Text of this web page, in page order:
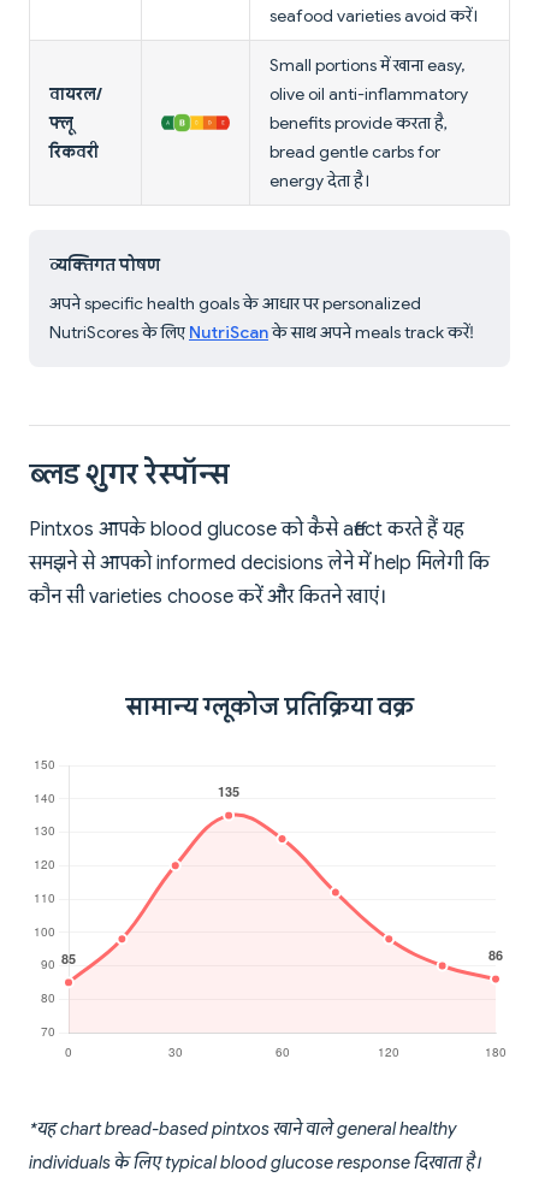
seafood varieties avoid करें।
वायरल/
फ्लू
रिकवरी
Small portions में खाना easy,
olive oil anti-inflammatory
benefits provide करता है,
bread gentle carbs for
energy देता है।
व्यक्तिगत पोषण
अपने specific health goals के आधार पर personalized
NutriScores के लिए NutriScanके साथ अपने meals track करें!
ब्लड शुगर रेस्पॉन्स
Pintxos आपके blood glucose को कैसे affect करते हैं यह
समझने से आपको informed decisions लेने में help मिलेगी कि
कौन सी varieties choose करें और कितने खाएं।
सामान्य ग्लूकोज प्रतिक्रिया वक्र
*यह chart bread-based pintxos खाने वाले general healthy
individuals के लिए typical blood glucose response दिखाता है।